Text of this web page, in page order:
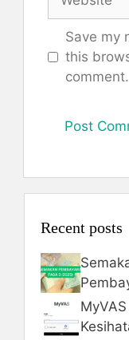
Save my
this
comment.
Recent posts